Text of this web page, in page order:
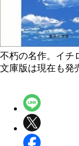
不朽の名作。イチ
文庫版は現在も発